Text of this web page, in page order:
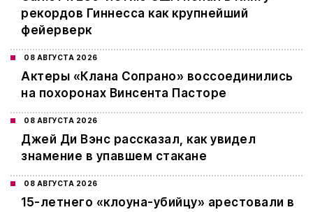
рекордов Гиннесса как крупнейший
фейерверк
08 АВГУСТА 2026
Актеры «Клана Сопрано» воссоединились
на похоронах Винсента Пасторе
08 АВГУСТА 2026
Джей Ди Вэнс рассказал, как увидел
знамение в упавшем стакане
08 АВГУСТА 2026
15-летнего «клоуна-убийцу» арестовали в